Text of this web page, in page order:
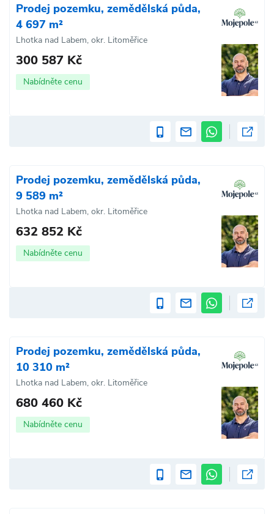
Prodej pozemku, zemědělská půda,
4 697 m²
Lhotka nad Labem, okr. Litoměřice
300 587 Kč
Nabídněte cenu
Prodej pozemku, zemědělská půda,
9 589 m²
Lhotka nad Labem, okr. Litoměřice
632 852 Kč
Nabídněte cenu
Prodej pozemku, zemědělská půda,
10 310 m²
Lhotka nad Labem, okr. Litoměřice
680 460 Kč
Nabídněte cenu